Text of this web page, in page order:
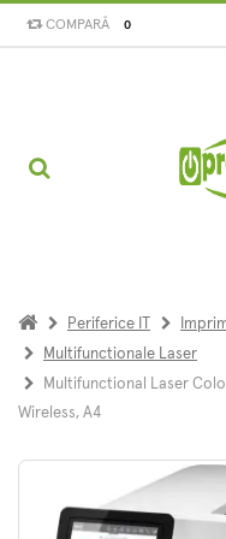
COMPARĂ 0
Periferice IT
Multifunctionale Laser
Multifunctional Laser
Wireless, A4